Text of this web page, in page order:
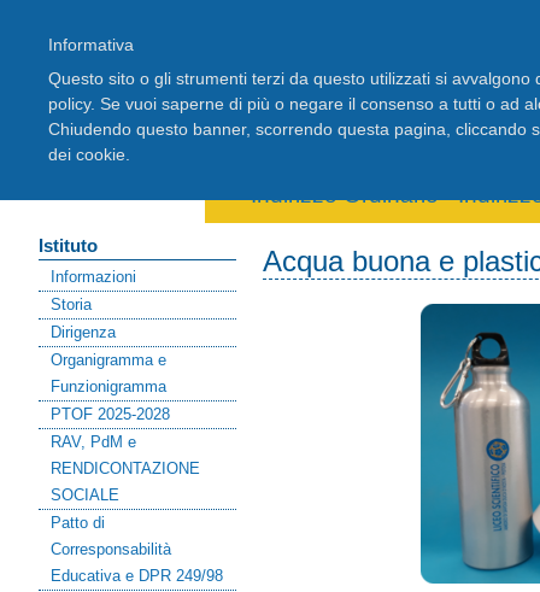
Home Registro Elettronico
Indirizzo Ordinario-
Istituto
Informazioni
Storia
Dirigenza
Organigramma e
Funzionigramma
PTOF 2025-2028
RAV, PdM e
RENDICONTAZIONE
SOCIALE
Patto di
Corresponsabilità
Educativa e DPR 249/98
Acqua buona e
Informativa
Questo sito o gli strumenti terzi da questo utilizzati si
policy. Se vuoi saperne di più o negare il consenso a tutti o ad
Chiudendo questo banner, scorrendo questa pagina, cliccando
dei cookie.